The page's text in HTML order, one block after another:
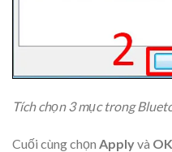
Tích chọn 3 mục trong
Cuối cùng chọn Applyvà OK